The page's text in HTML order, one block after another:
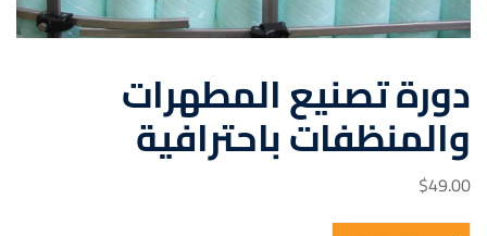
دورة تصنيع المطهرات
والمنظفات باحترافية
$49.00